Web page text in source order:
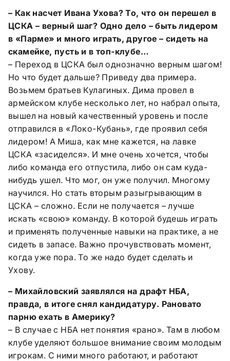
– Как насчет Ивана Ухова? То, что он перешел в
ЦСКА – верный шаг? Одно дело – быть лидером
в «Парме» и много играть, другое – сидеть на
скамейке, пусть и в топ-клубе…
– Переход в ЦСКА был однозначно верным шагом!
Но что будет дальше? Приведу два примера.
Возьмем братьев Кулагиных. Дима провел в
армейском клубе несколько лет, но набрал опыта,
вышел на новый качественный уровень и после
отправился в «Локо-Кубань», где проявил себя
лидером! А Миша, как мне кажется, на лавке
ЦСКА «засиделся». И мне очень хочется, чтобы
либо команда его отпустила, либо он сам куда-
нибудь ушел. Что мог, он уже получил. Многому
научился. Но стать вторым разыгрывающим в
ЦСКА – сложно. Если не получается – лучше
искать «свою» команду. В которой будешь играть
и применять полученные навыки на практике, а не
сидеть в запасе. Важно прочувствовать момент,
когда уже пора. То же надо будет сделать и
Ухову.
– Михайловский заявлялся на драфт НБА,
правда, в итоге снял кандидатуру. Рановато
парню ехать в Америку?
– В случае с НБА нет понятия «рано». Там в любом
клубе уделяют большое внимание своим молодым
игрокам. С ними много работают, и работают